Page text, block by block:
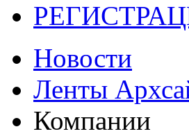
Новости
Ленты
Компании